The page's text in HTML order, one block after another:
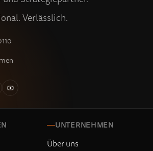
Verlässlich.
UNTERNEHMEN
Über uns